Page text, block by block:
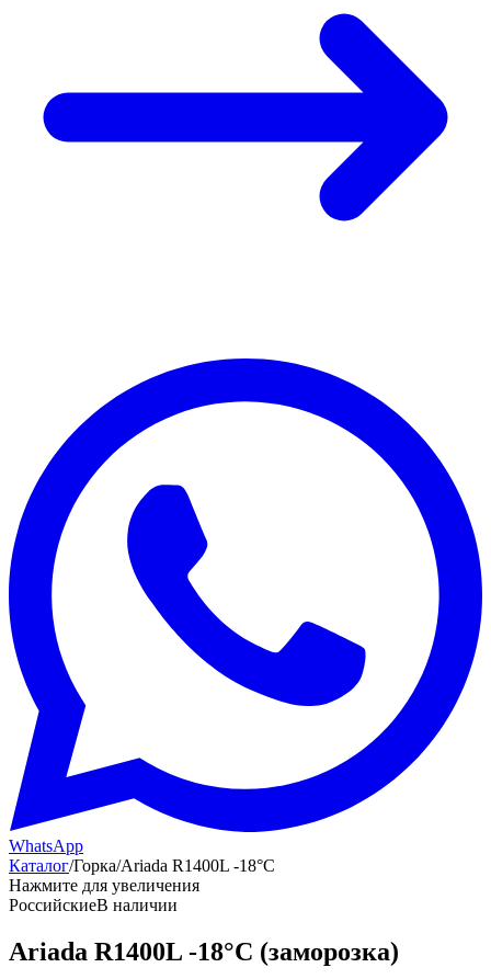
WhatsApp
Каталог/Горка/Ariada R1400L -18°С
Нажмите для увеличения
РоссийскиеВ наличии
Ariada R1400L -18°С (заморозка)